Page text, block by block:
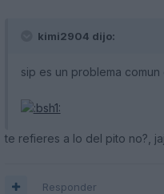
kimi2904 dijo:
sip es un problema comun
te refieres a lo del pito no?,
Responder